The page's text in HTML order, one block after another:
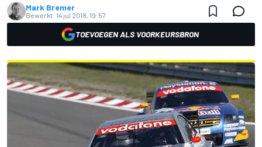
Mark Bremer
Bewerkt: 14 jul 2018, 19:57
TOEVOEGEN ALS VOORKEURSBRON